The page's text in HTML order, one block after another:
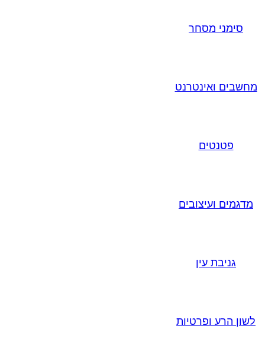
סימני מסחר
מחשבים ואינטרנט
פטנטים
מדגמים ועיצובים
גניבת עין
לשון הרע ופרטיות